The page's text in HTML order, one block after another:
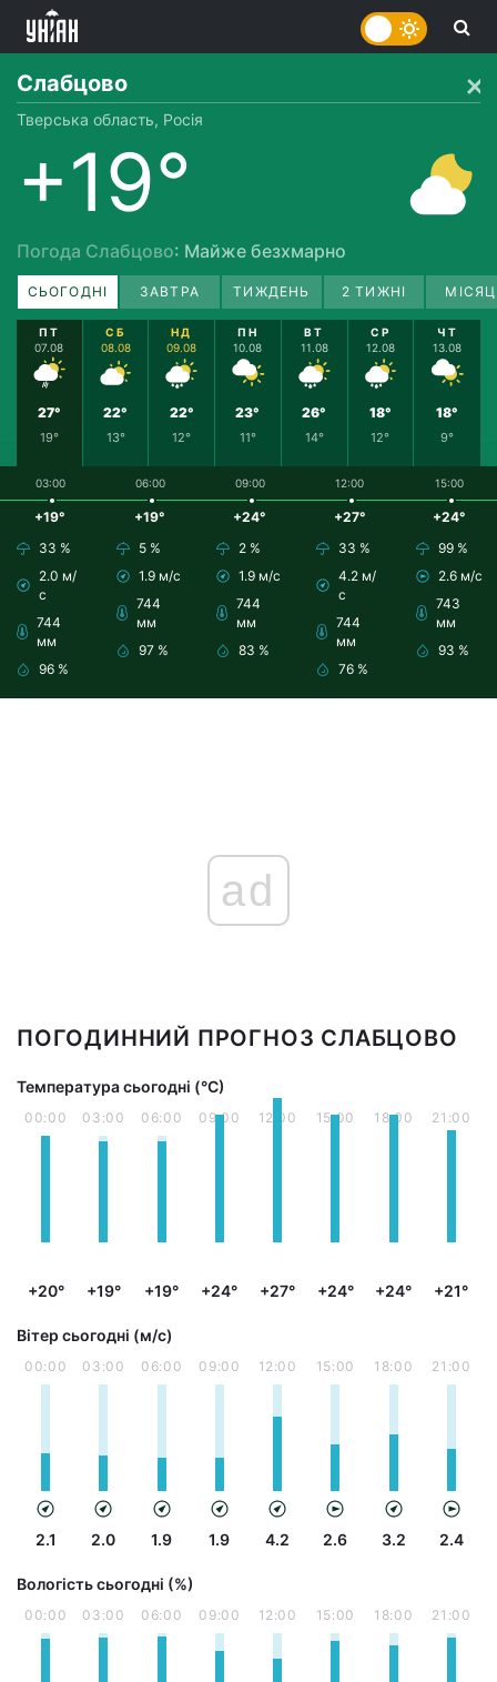
Слабцово
Тверська область, Росія
+19°
Погода Слабцово: Майже безхмарно
СЬОГОДНІ ЗАВТРА ТИЖДЕНЬ 2 ТИЖНІ
ПТ
07.08
27°
19°
СБ
08.08
22°
13°
НД
09.08
22°
12°
ПН
10.08
23°
11°
ВТ
11.08
26°
14°
СР
12.08
18°
12°
ЧТ
13.08
18°
9°
03:00
+19°
33 %
2.0 м/
с
744
мм
96 %
06:00
+19°
5 %
1.9 м/с
744
мм
97 %
09:00
+24°
2 %
1.9 м/с
744
мм
83 %
12:00
+27°
33 %
4.2 м/
с
744
мм
76 %
15:00
+24°
99 %
2.6 м/с
743
мм
93 %
ad
ПОГОДИННИЙ ПРОГНОЗ СЛАБЦОВО
Температура сьогодні (°С)
00:00
+20°
03:00
+19°
06:00
+19°
09:00
+24°
12:00
+27°
15:00
+24°
18:00
+24°
21:00
+21°
Вітер сьогодні (м/с)
00:00
2.1
03:00
2.0
06:00
1.9
09:00
1.9
12:00
4.2
15:00
2.6
18:00
3.2
21:00
2.4
Вологість сьогодні (%)
00:00 03:00 06:00 09:00 12:00 15:00 18:00 21:00